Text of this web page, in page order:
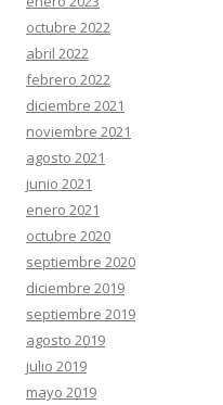
octubre 2022
abril 2022
febrero 2022
diciembre 2021
noviembre 2021
agosto 2021
junio 2021
enero 2021
octubre 2020
septiembre 2020
diciembre 2019
septiembre 2019
agosto 2019
julio 2019
mayo 2019